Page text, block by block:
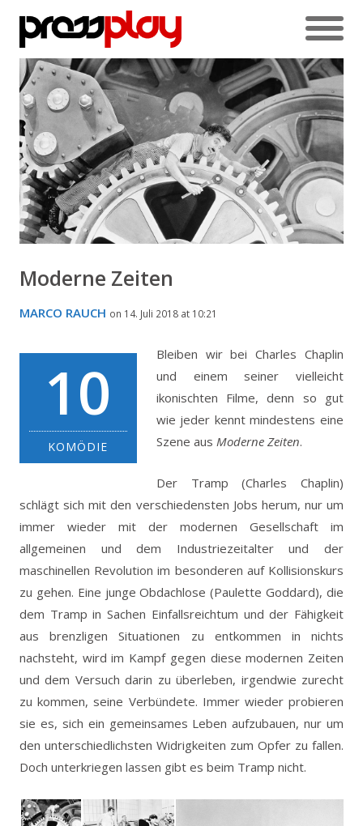
Moderne Zeiten
MARCO RAUCH on 14. Juli 2018 at 10:21
10
KOMÖDIE
Bleiben wir bei Charles Chaplin
und einem seiner vielleicht
ikonischten Filme, denn so gut
wie jeder kennt mindestens eine
Szene aus Moderne Zeiten.
Der Tramp (Charles Chaplin)
schlägt sich mit den verschiedensten Jobs herum, nur um
immer wieder mit der modernen Gesellschaft im
allgemeinen und dem Industriezeitalter und der
maschinellen Revolution im besonderen auf Kollisionskurs
zu gehen. Eine junge Obdachlose (Paulette Goddard), die
dem Tramp in Sachen Einfallsreichtum und der Fähigkeit
aus brenzligen Situationen zu entkommen in nichts
nachsteht, wird im Kampf gegen diese modernen Zeiten
und dem Versuch darin zu überleben, irgendwie zurecht
zu kommen, seine Verbündete. Immer wieder probieren
sie es, sich ein gemeinsames Leben aufzubauen, nur um
den unterschiedlichsten Widrigkeiten zum Opfer zu fallen.
Doch unterkriegen lassen gibt es beim Tramp nicht.